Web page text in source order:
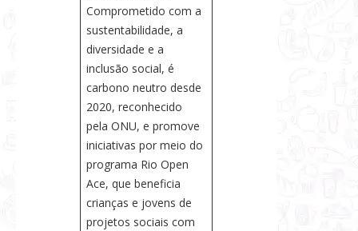
Comprometido com a
sustentabilidade, a
diversidade e a
inclusão social, é
carbono neutro desde
2020, reconhecido
pela ONU, e promove
iniciativas por meio do
programa Rio Open
Ace, que beneficia
crianças e jovens de
projetos sociais com